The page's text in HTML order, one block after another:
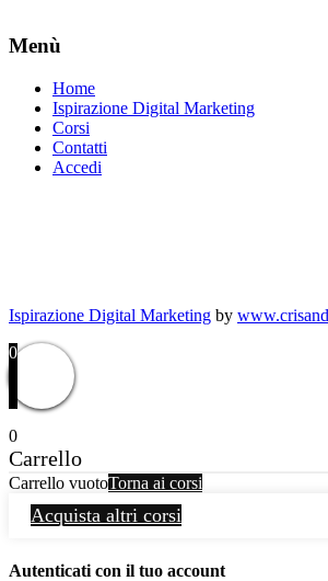
Menù
Home
Ispirazione Digital Marketing
Corsi
Contatti
Accedi
Ispirazione Digital Marketing by
0
0
Carrello
Carrello vuotoTorna ai corsi
Acquista altri corsi
Autenticati con il tuo account